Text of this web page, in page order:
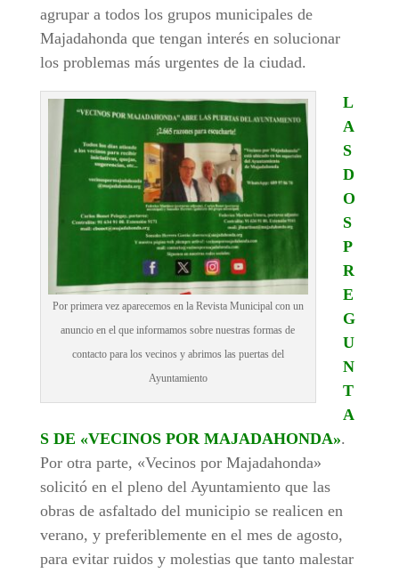
agrupar a todos los grupos municipales de
Majadahonda que tengan interés en solucionar
los problemas más urgentes de la ciudad.
Por primera vez aparecemos en la Revista Municipal con un
anuncio en el que informamos sobre nuestras formas de
contacto para los vecinos y abrimos las puertas del
Ayuntamiento
L
A
S
D
O
S
P
R
E
G
U
N
T
A
S DE «VECINOS POR MAJADAHONDA».
Por otra parte, «Vecinos por Majadahonda»
solicitó en el pleno del Ayuntamiento que las
obras de asfaltado del municipio se realicen en
verano, y preferiblemente en el mes de agosto,
para evitar ruidos y molestias que tanto malestar